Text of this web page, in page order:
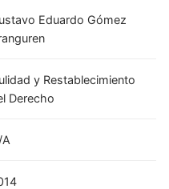
Eduardo Gómez
y Restablecimiento
Derecho